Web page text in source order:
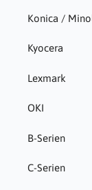
Konica /
Kyocera
Lexmark
OKI
B-Serien
C-Serien